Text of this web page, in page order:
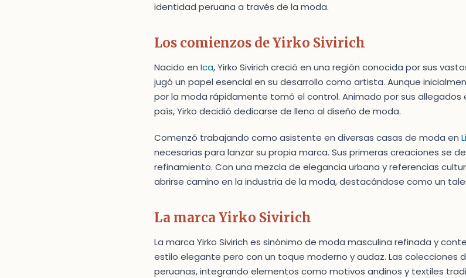
identidad peruana a través de la moda.
Los comienzos de Yirko Sivirich
Nacido en Ica, Yirko Sivirich creció en una región conocida por sus
jugó un papel esencial en su desarrollo como artista. Aunque
por la moda rápidamente tomó el control. Animado por sus allegados
país, Yirko decidió dedicarse de lleno al diseño de moda.
Comenzó trabajando como asistente en diversas casas de moda en
necesarias para lanzar su propia marca. Sus primeras creaciones se
refinamiento. Con una mezcla de elegancia urbana y referencias
abrirse camino en la industria de la moda, destacándose como un
La marca Yirko Sivirich
La marca Yirko Sivirich es sinónimo de moda masculina refinada y
estilo elegante pero con un toque moderno y audaz. Las colecciones
peruanas, integrando elementos como motivos andinos y textiles